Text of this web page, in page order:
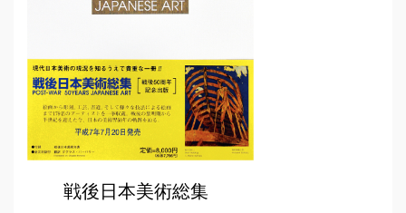
戦後日本美術総集